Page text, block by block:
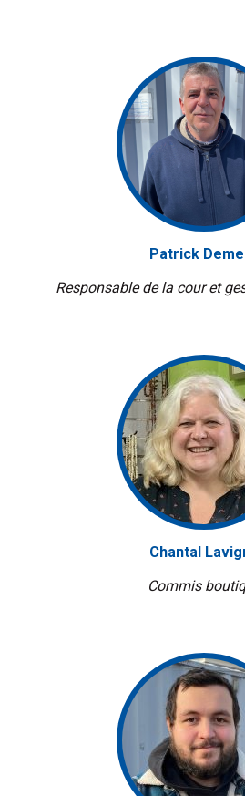
Patrick
Responsable de la cour et
Chantal
Commis